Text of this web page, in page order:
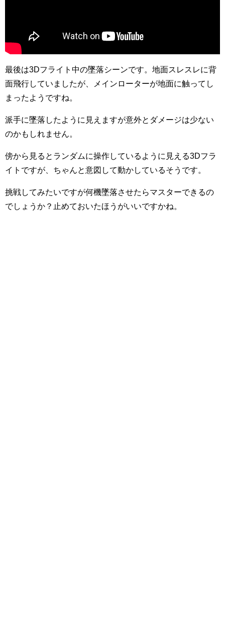
最後は3Dフライト中の墜落シーンです。地面スレスレに背
面飛行していましたが、メインローターが地面に触ってし
まったようですね。
派手に墜落したように見えますが意外とダメージは少ない
のかもしれません。
傍から見るとランダムに操作しているように見える3Dフラ
イトですが、ちゃんと意図して動かしているそうです。
挑戦してみたいですが何機墜落させたらマスターできるの
でしょうか？止めておいたほうがいいですかね。